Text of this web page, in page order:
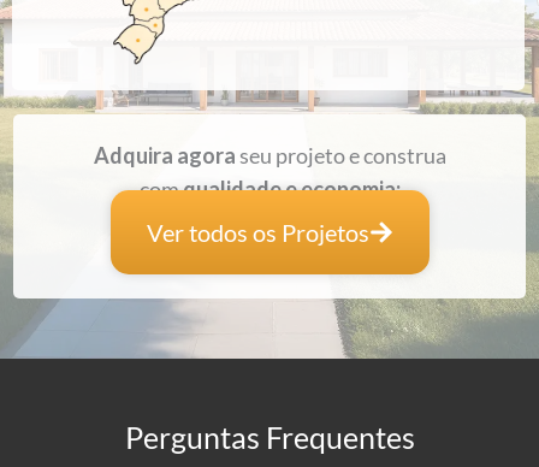
Adquira agoraseu projeto e construa
comqualidade e economia:
Ver todos os Projetos
Perguntas Frequentes